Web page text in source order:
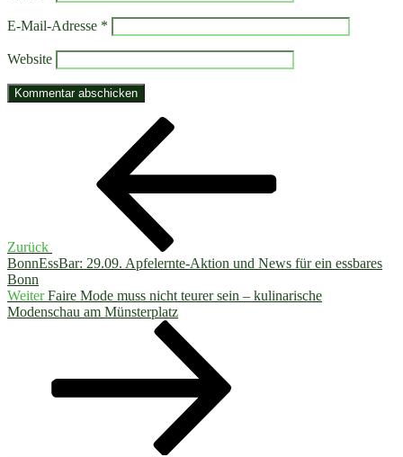
E-Mail-Adresse *
Website
Beitragsnavigation
Zurück
BonnEssBar: 29.09. Apfelernte-Aktion und News für ein essbares
Bonn
Nächster
Beitrag
Weiter Faire Mode muss nicht teurer sein – kulinarische
Modenschau am Münsterplatz